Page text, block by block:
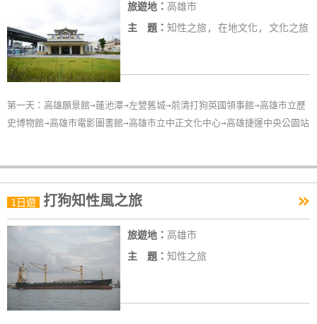
旅遊地： 高雄市
主 題： 知性之旅, 在地文化, 文化之旅
第一天：高雄願景館→蓮池潭→左營舊城→前清打狗英國領事館→高雄市立歷
史博物館→高雄市電影圖書館→高雄市立中正文化中心→高雄捷運中央公園站
1日遊 打狗知性風之旅 »
旅遊地： 高雄市
主 題： 知性之旅